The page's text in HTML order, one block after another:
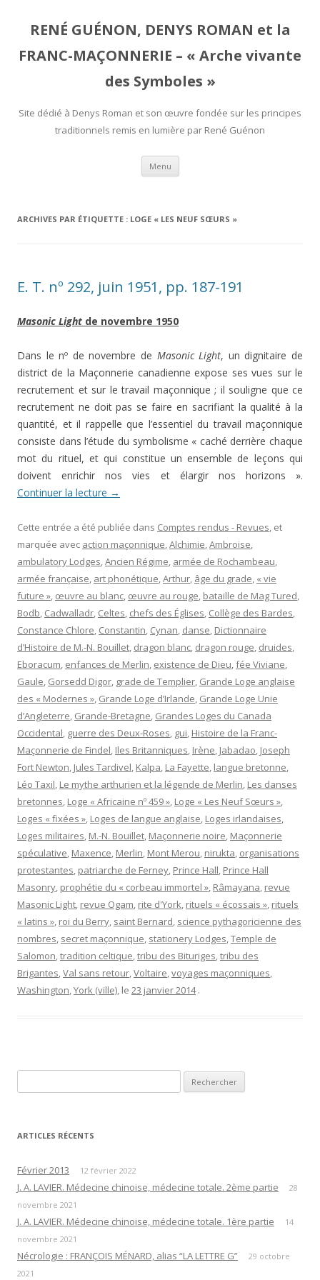
RENÉ GUÉNON, DENYS ROMAN et la
FRANC-MAÇONNERIE – « Arche vivante
des Symboles »
Site dédié à Denys Roman et son œuvre fondée sur les principes
traditionnels remis en lumière par René Guénon
Menu Aller
contenu
ARCHIVES PAR ÉTIQUETTE : LOGE « LES NEUF SŒURS »
E. T. nº 292, juin 1951, pp. 187-191
Masonic Light de novembre 1950
Dans le nº de novembre de Masonic Light, un dignitaire de
district de la Maçonnerie canadienne expose ses vues sur le
recrutement et sur le travail maçonnique ; il souligne que ce
recrutement ne doit pas se faire en sacrifiant la qualité à la
quantité, et il rappelle que l’essentiel du travail maçonnique
consiste dans l’étude du symbolisme « caché derrière chaque
mot du rituel, et qui constitue un ensemble de leçons qui
doivent enrichir nos vies et élargir nos horizons ».
Continuer la lecture →
Cette entrée a été publiée dans Comptes rendus - Revues, et
marquée avec action maçonnique,Alchimie,Ambroise,
ambulatory Lodges,Ancien Régime, armée de Rochambeau,
armée française, art phonétique,Arthur, âge du grade, « vie
future », œuvre au blanc, œuvre au rouge, bataille de Mag Tured,
Bodb, Cadwalladr, Celtes, chefs des Églises, Collège des Bardes,
Constance Chlore, Constantin, Cynan, danse, Dictionnaire
d’Histoire de M.-N. Bouillet, dragon blanc, dragon rouge, druides,
Eboracum, enfances de Merlin, existence de Dieu,fée Viviane,
Gaule, Gorsedd Digor, grade de Templier, Grande Loge anglaise
des « Modernes », Grande Loge d’Irlande, Grande Loge Unie
d’Angleterre, Grande-Bretagne, Grandes Loges du Canada
Occidental, guerre des Deux-Roses, gui, Histoire de la Franc-
Maçonnerie de Findel, Iles Britanniques, Irène, Jabadao, Joseph
Fort Newton, Jules Tardivel, Kalpa, La Fayette, langue bretonne,
Léo Taxil, Le mythe arthurien et la légende de Merlin, Les danses
bretonnes, Loge « Africaine nº 459 », Loge « Les Neuf Sœurs »,
Loges « fixées », Loges de langue anglaise, Loges irlandaises,
Loges militaires, M.-N. Bouillet, Maçonnerie noire, Maçonnerie
spéculative, Maxence, Merlin, Mont Merou, nirukta, organisations
protestantes, patriarche de Ferney, Prince Hall, Prince Hall
Masonry, prophétie du « corbeau immortel », Râmayana, revue
Masonic Light, revue Ogam, rite d'York, rituels « écossais », rituels
« latins », roi du Berry, saint Bernard, science pythagoricienne des
nombres, secret maçonnique, stationery Lodges,Temple de
Salomon,tradition celtique,tribu des Bituriges,tribu des
Brigantes,Val sans retour,Voltaire,voyages maçonniques,
Washington,York (ville), le 23 janvier 2014 .
ARTICLES RÉCENTS
Février 2013 12 février 2022
J. A. LAVIER. Médecine chinoise, médecine totale. 2ème partie
28
novembre 2021
J. A. LAVIER. Médecine chinoise, médecine totale. 1ère partie
14
novembre 2021
Nécrologie : FRANÇOIS MÉNARD, alias “LA LETTRE G”
29 octobre
2021